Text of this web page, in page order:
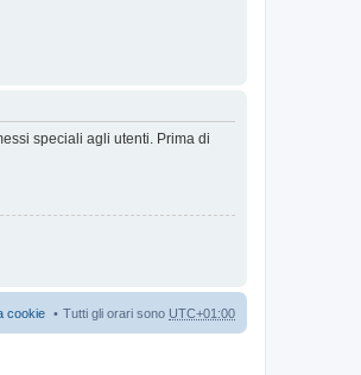
speciali agli utenti. Prima di
Tutti gli orari sono UTC+01:00
cookie